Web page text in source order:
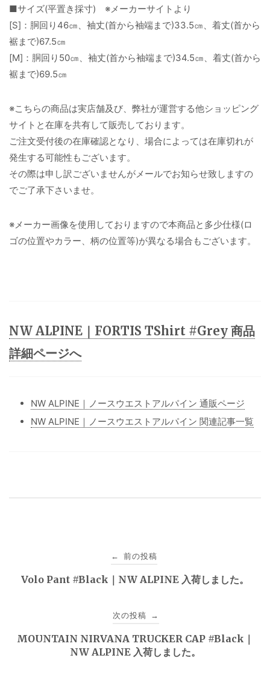
■サイズ(平置き採寸) ※メーカーサイトより
[S]：胴回り46㎝、袖丈(首から袖端まで)33.5㎝、着丈(首から
裾まで)67.5㎝
[M]：胴回り50㎝、袖丈(首から袖端まで)34.5㎝、着丈(首から
裾まで)69.5㎝
※こちらの商品は実店舗及び、弊社が運営する他ショッピング
サイトと在庫を共有して販売しております。
ご注文受付後の在庫確認となり、場合によっては在庫切れが
発生する可能性もございます。
その際は申し訳ございませんがメールでお知らせ致しますの
でご了承下さいませ。
※メーカー画像を使用しておりますので本商品と多少仕様(ロ
ゴの位置やカラー、柄の位置等)が異なる場合もございます。
NW ALPINE｜FORTIS TShirt #Grey 商品
詳細ページへ
NW ALPINE｜ノースウエストアルパイン 通販ページ
NW ALPINE｜ノースウエストアルパイン 関連記事一覧
稿
← 前の投稿
Volo Pant #Black｜NW ALPINE 入荷しました。
次の投稿 →
MOUNTAIN NIRVANA TRUCKER CAP #Black｜
NW ALPINE 入荷しました。